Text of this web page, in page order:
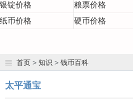
银锭价格
粮票价格
纸币价格
硬币价格
首页 > 知识 > 钱币百科
太平通宝